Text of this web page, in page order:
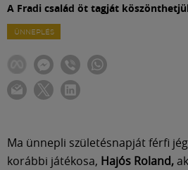
A Fradi család öt tagját
ÜNNEPLÉS
Ma ünnepli születésnapját férfi
korábbi játékosa, Hajós Roland,
Szakosztályok
Meccscenter
Klub
Szolgáltatások